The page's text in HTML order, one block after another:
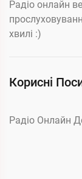
Радіо онлайн
хвилі :)
Корисні
Радіо Онлайн